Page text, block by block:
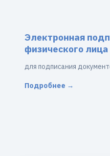
Электронная
физического лица
для подписания
Подробнее →